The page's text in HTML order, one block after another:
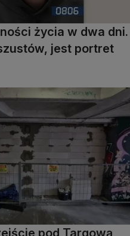
życia w dwa dni.
jest portret
pod Targową